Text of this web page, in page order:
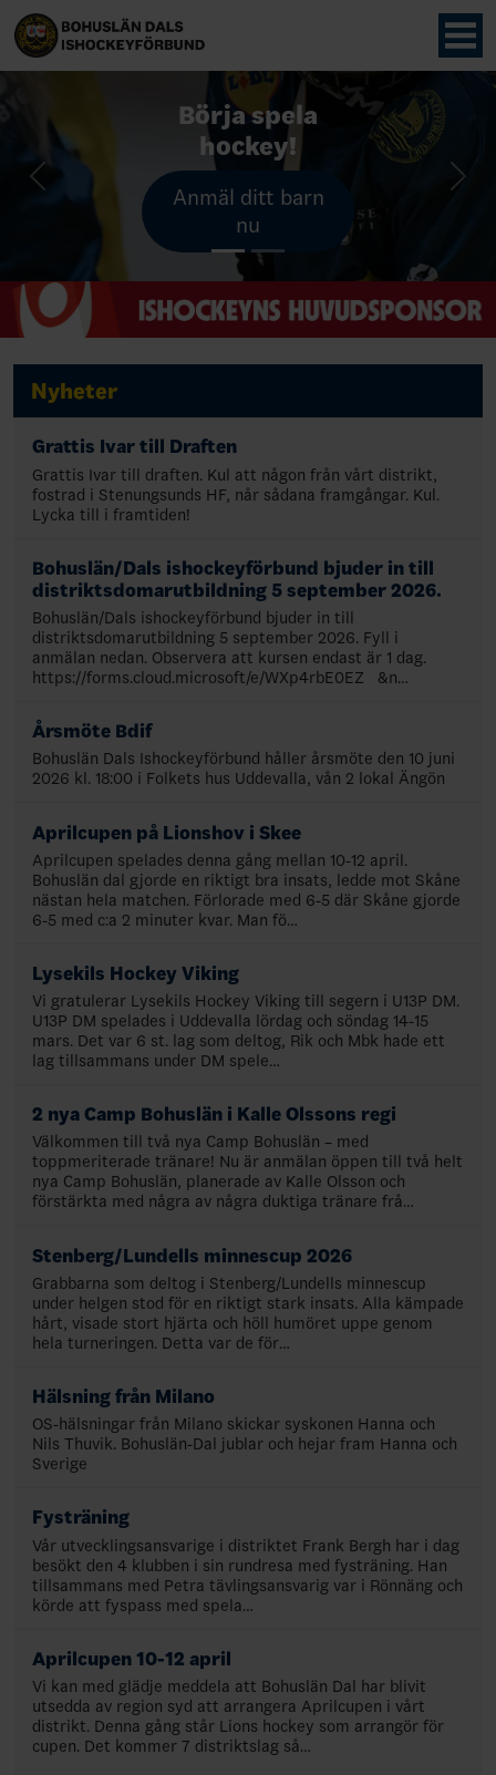
Börja spela
hockey!
Anmäl ditt barn
nu
Bli
hockeydomare!
Till
intresseanmälan
Previous
Nyheter
Grattis Ivar till Draften
Grattis Ivar till draften. Kul att någon från vårt distrikt,
fostrad i Stenungsunds HF, når sådana framgångar. Kul.
Lycka till i framtiden!
Bohuslän/Dals ishockeyförbund bjuder in till
distriktsdomarutbildning 5 september 2026.
Bohuslän/Dals ishockeyförbund bjuder in till
distriktsdomarutbildning 5 september 2026. Fyll i
anmälan nedan. Observera att kursen endast är 1 dag.
https://forms.cloud.microsoft/e/WXp4rbE0EZ &n…
Årsmöte Bdif
Bohuslän Dals Ishockeyförbund håller årsmöte den 10 juni
2026 kl. 18:00 i Folkets hus Uddevalla, vån 2 lokal Ängön
Aprilcupen på Lionshov i Skee
Aprilcupen spelades denna gång mellan 10-12 april.
Bohuslän dal gjorde en riktigt bra insats, ledde mot Skåne
nästan hela matchen. Förlorade med 6-5 där Skåne gjorde
6-5 med c:a 2 minuter kvar. Man fö…
Lysekils Hockey Viking
Vi gratulerar Lysekils Hockey Viking till segern i U13P DM.
U13P DM spelades i Uddevalla lördag och söndag 14-15
mars. Det var 6 st. lag som deltog, Rik och Mbk hade ett
lag tillsammans under DM spele…
2 nya Camp Bohuslän i Kalle Olssons regi
Välkommen till två nya Camp Bohuslän – med
toppmeriterade tränare! Nu är anmälan öppen till två helt
nya Camp Bohuslän, planerade av Kalle Olsson och
förstärkta med några av några duktiga tränare frå…
Stenberg/Lundells minnescup 2026
Grabbarna som deltog i Stenberg/Lundells minnescup
under helgen stod för en riktigt stark insats. Alla kämpade
hårt, visade stort hjärta och höll humöret uppe genom
hela turneringen. Detta var de för…
Hälsning från Milano
OS-hälsningar från Milano skickar syskonen Hanna och
Nils Thuvik. Bohuslän-Dal jublar och hejar fram Hanna och
Sverige
Fysträning
Vår utvecklingsansvarige i distriktet Frank Bergh har i dag
besökt den 4 klubben i sin rundresa med fysträning. Han
tillsammans med Petra tävlingsansvarig var i Rönnäng och
körde att fyspass med spela…
Aprilcupen 10-12 april
Vi kan med glädje meddela att Bohuslän Dal har blivit
utsedda av region syd att arrangera Aprilcupen i vårt
distrikt. Denna gång står Lions hockey som arrangör för
cupen. Det kommer 7 distriktslag så…